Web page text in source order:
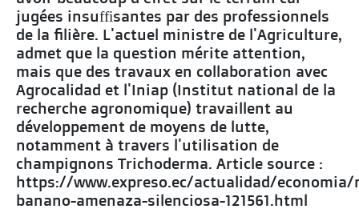
jugées insuffisantes par des professionnels
de la filière. L'actuel ministre de l'Agriculture,
admet que la question mérite attention,
mais que des travaux en collaboration avec
Agrocalidad et l'Iniap (Institut national de la
recherche agronomique) travaillent au
développement de moyens de lutte,
notamment à travers l'utilisation de
champignons Trichoderma. Article source :
https://www.expreso.ec/actualidad/economia/
banano-amenaza-silenciosa-121561.html